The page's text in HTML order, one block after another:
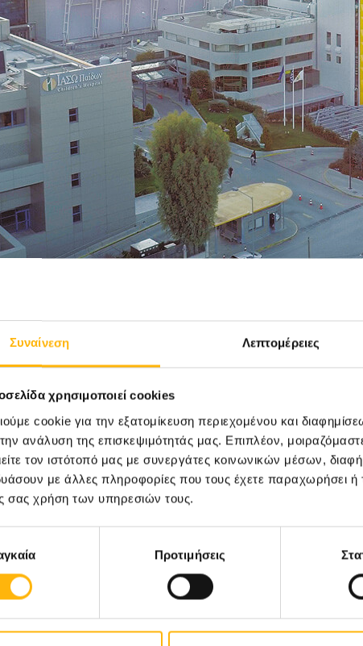
Συναίνεση Λεπτομέρειες
χρησιμοποιεί cookies
cookie για την εξατομίκευση περιεχομένου και
ανάλυση της επισκεψιμότητάς μας. Επιπλέον,
τον ιστότοπό μας με συνεργάτες κοινωνικών μέσων,
με άλλες πληροφορίες που τους έχετε παραχωρήσει ή
σας χρήση των υπηρεσιών τους.
Προτιμήσεις
ΠΑΙΔΙΑΤΡΙΚΗ
ΙΑΣΩ: Στο επίκεντρο η
up για παιδιά